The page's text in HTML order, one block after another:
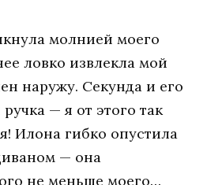
молнией моего
ловко извлекла мой
наружу. Секунда и его
— я от этого так
Илона гибко опустила
— она
не меньше моего…